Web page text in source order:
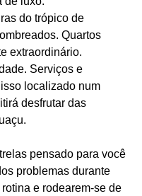
do trópico de
Quartos
extraordinário.
Serviços e
localizado num
desfrutar das
pensado para você
problemas durante
e rodearem-se de